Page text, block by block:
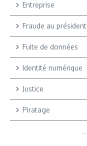
Entreprise
Fraude au président
Fuite de données
Identité numérique
Justice
Piratage